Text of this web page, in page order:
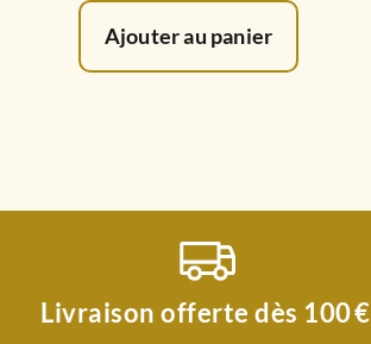
Ajouter au panier
Livraison offerte dès 100 €